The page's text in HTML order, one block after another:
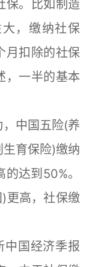
保。比如制造
，缴纳社保
月扣除的社保
，一半的基本
中国五险(养
育保险)缴纳
达到50%。
更高，社保缴
国经济季报